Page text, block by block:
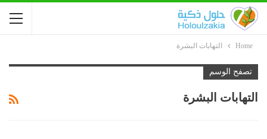
Home التهابات البشرة
تصفح الوسم
التهابات البشرة